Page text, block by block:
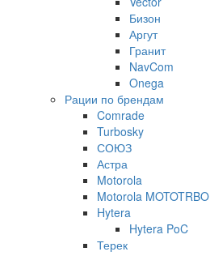
Бизон
Аргут
Гранит
NavCom
Onega
Рации по брендам
Comrade
Turbosky
СОЮЗ
Астра
Motorola
Motorola MOTOTRBO
Hytera
Hytera PoC
Терек